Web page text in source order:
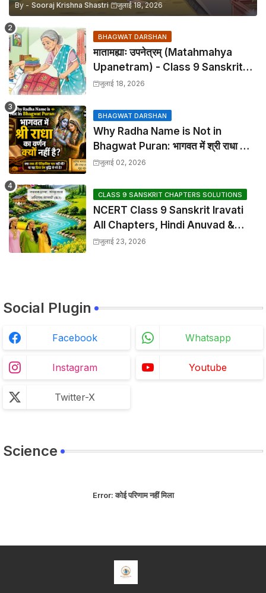
By - Sooraj Krishna Shastri जुलाई 18, 2026
BHAGWAT DARSHAN
मातामह्याः उपनेत्रम् (Matahmahya
Upanetram) - Class 9 Sanskrit
Chapter 2 Translation &
जुलाई 18, 2026
BHAGWAT DARSHAN
Why Radha Name is Not in
Bhagwat Puran: भागवत में श्री राधा का
वर्णन क्यों नहीं है?
जुलाई 02, 2026
CLASS 9 SANSKRIT CHAPTERS SOLUTIONS
NCERT Class 9 Sanskrit Iravati
All Chapters, Hindi Anuvad &
Solutions Index
जुलाई 23, 2026
Social Plugin
Facebook Whatsapp
Instagram Youtube
Twitter-X
Science
Error:कोई परिणाम नहीं मिला